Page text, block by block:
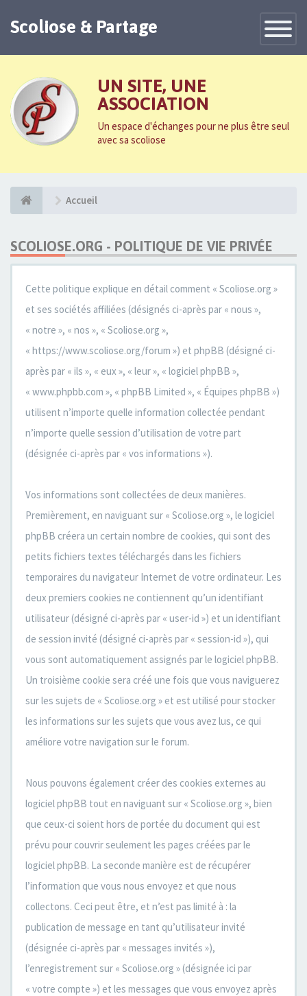
Toggle
Scoliose & Partage
UN SITE, UNE
ASSOCIATION
Un espace d'échanges pour ne plus être seul
avec sa scoliose
Accueil
SCOLIOSE.ORG - POLITIQUE DE VIE PRIVÉE
Cette politique explique en détail comment « Scoliose.org »
et ses sociétés affiliées (désignés ci-après par « nous »,
« notre », « nos », « Scoliose.org »,
« https://www.scoliose.org/forum ») et phpBB (désigné ci-
après par « ils », « eux », « leur », « logiciel phpBB »,
« www.phpbb.com », « phpBB Limited », « Équipes phpBB »)
utilisent n’importe quelle information collectée pendant
n’importe quelle session d’utilisation de votre part
(désignée ci-après par « vos informations »).
Vos informations sont collectées de deux manières.
Premièrement, en naviguant sur « Scoliose.org », le logiciel
phpBB créera un certain nombre de cookies, qui sont des
petits fichiers textes téléchargés dans les fichiers
temporaires du navigateur Internet de votre ordinateur. Les
deux premiers cookies ne contiennent qu’un identifiant
utilisateur (désigné ci-après par « user-id ») et un identifiant
de session invité (désigné ci-après par « session-id »), qui
vous sont automatiquement assignés par le logiciel phpBB.
Un troisième cookie sera créé une fois que vous naviguerez
sur les sujets de « Scoliose.org » et est utilisé pour stocker
les informations sur les sujets que vous avez lus, ce qui
améliore votre navigation sur le forum.
Nous pouvons également créer des cookies externes au
logiciel phpBB tout en naviguant sur « Scoliose.org », bien
que ceux-ci soient hors de portée du document qui est
prévu pour couvrir seulement les pages créées par le
logiciel phpBB. La seconde manière est de récupérer
l’information que vous nous envoyez et que nous
collectons. Ceci peut être, et n’est pas limité à : la
publication de message en tant qu’utilisateur invité
(désignée ci-après par « messages invités »),
l’enregistrement sur « Scoliose.org » (désignée ici par
« votre compte ») et les messages que vous envoyez après